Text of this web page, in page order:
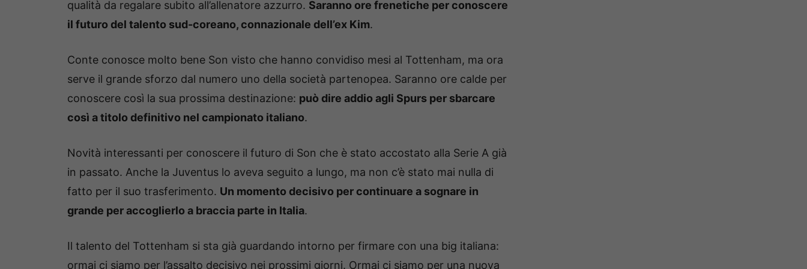
qualità da regalare subito all’allenatore azzurro. Saranno ore frenetiche per conoscere
il futuro del talento sud-coreano, connazionale dell’ex Kim.
Conte conosce molto bene Son visto che hanno convidiso mesi al Tottenham, ma ora
serve il grande sforzo dal numero uno della società partenopea. Saranno ore calde per
conoscere così la sua prossima destinazione: può dire addio agli Spurs per sbarcare
così a titolo definitivo nel campionato italiano.
Novità interessanti per conoscere il futuro di Son che è stato accostato alla Serie A già
in passato. Anche la Juventus lo aveva seguito a lungo, ma non c’è stato mai nulla di
fatto per il suo trasferimento. Un momento decisivo per continuare a sognare in
grande per accoglierlo a braccia parte in Italia.
Il talento del Tottenham si sta già guardando intorno per firmare con una big italiana:
ormai ci siamo per l’assalto decisivo nei prossimi giorni. Ormai ci siamo per una nuova